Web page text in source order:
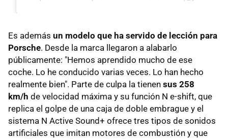
Es además un modelo que ha servido de lección para
Porsche. Desde la marca llegaron a alabarlo
públicamente: "Hemos aprendido mucho de ese
coche. Lo he conducido varias veces. Lo han hecho
realmente bien". Parte de culpa la tienen sus 258
km/h de velocidad máxima y su función N e-shift, que
replica el golpe de una caja de doble embrague y el
sistema N Active Sound+ ofrece tres tipos de sonidos
artificiales que imitan motores de combustión y que